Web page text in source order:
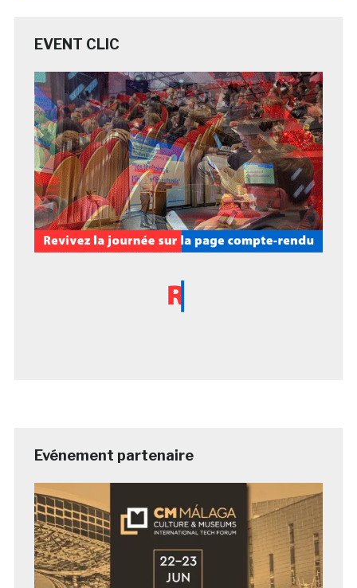
EVENT CLIC
Evénement partenaire